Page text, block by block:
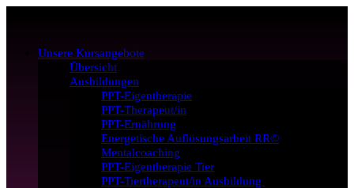
Unsere Kursangebote
Übersicht
Ausbildungen
PPT-Eigentherapie
PPT-Therapeut/in
PPT-Ernährung
Energetische Auflösungsarbeit RR©
Mentalcoaching
PPT-Eigentherapie Tier
PPT-Tiertherapeut/in Ausbildung